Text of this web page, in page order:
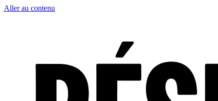
Aller au contenu